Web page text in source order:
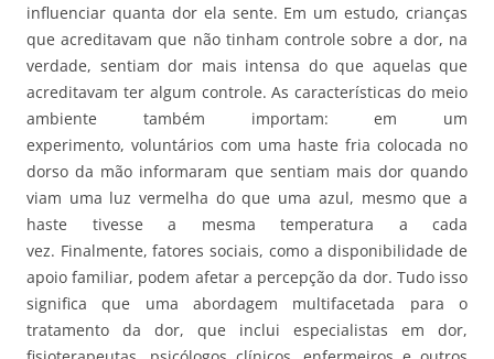
influenciar quanta dor ela sente. Em um estudo, crianças
que acreditavam que não tinham controle sobre a dor, na
verdade, sentiam dor mais intensa do que aquelas que
acreditavam ter algum controle. As características do meio
ambiente também importam: em um
experimento, voluntários com uma haste fria colocada no
dorso da mão informaram que sentiam mais dor quando
viam uma luz vermelha do que uma azul, mesmo que a
haste tivesse a mesma temperatura a cada
vez. Finalmente, fatores sociais, como a disponibilidade de
apoio familiar, podem afetar a percepção da dor. Tudo isso
significa que uma abordagem multifacetada para o
tratamento da dor, que inclui especialistas em dor,